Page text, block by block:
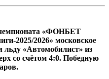
чемпионата «ФОНБЕТ
2025/2026» московское
«Автомобилист» из
со счётом 4:0. Победную